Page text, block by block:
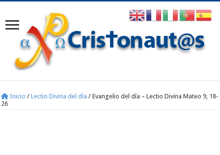
Inicio / Lectio Divina del día / Evangelio del día – Lectio Divina Mateo 9, 18-
26